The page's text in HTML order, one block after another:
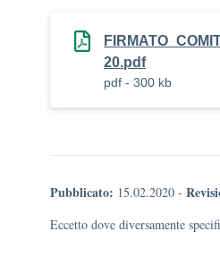
20.pdf
pdf - 300 kb
Pubblicato: 15.02.2020 -
Eccetto dove diversamente